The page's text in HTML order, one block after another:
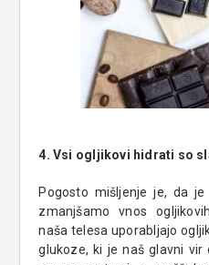
4. Vsi ogljikovi hidrati so
Pogosto mišljenje je, da
zmanjšamo vnos
naša telesa uporabljajo
glukoze, ki je naš glavni vir